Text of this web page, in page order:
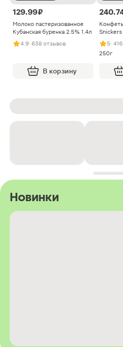
129.99 ₽
Молоко пастеризованное
Кубанская буренка 2.5% 1.4л
4.9· 638 отзывов
В корзину
5·
250г
Новинки